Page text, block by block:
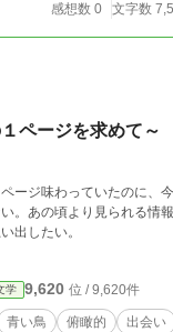
感想数 0 文字数
ページを求めて～
ージ味わっていたのに、
頃より見られる情報の数も、
出したい。
学 9,620 位 / 9,620件
青い鳥 俯瞰的 出会い